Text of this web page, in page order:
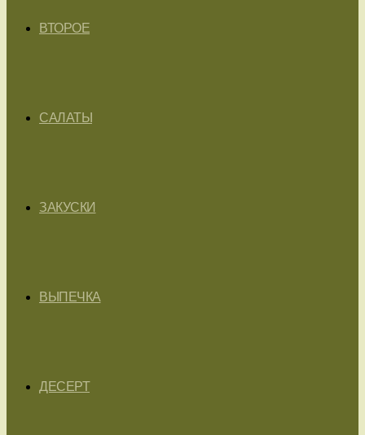
ВТОРОЕ
САЛАТЫ
ЗАКУСКИ
ВЫПЕЧКА
ДЕСЕРТ